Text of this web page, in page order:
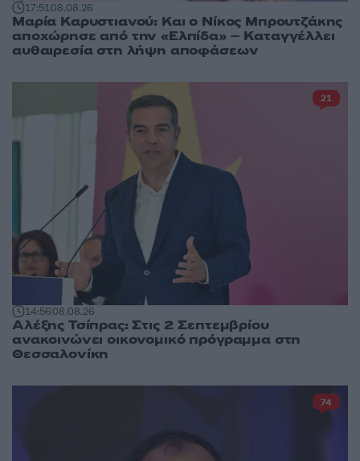
17:5108.08.26
Μαρία Καρυστιανού: Και ο Νίκος Μπρουτζάκης
αποχώρησε από την «Ελπίδα» – Καταγγέλλει
αυθαιρεσία στη λήψη αποφάσεων
14:5608.08.26
Αλέξης Τσίπρας: Στις 2 Σεπτεμβρίου
ανακοινώνει οικονομικό πρόγραμμα στη
Θεσσαλονίκη
21
74